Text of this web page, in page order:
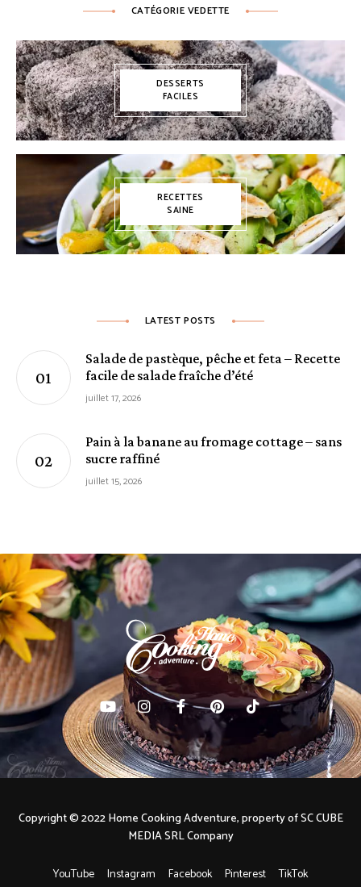
CATÉGORIE VEDETTE
DESSERTS
FACILES
RECETTES
SAINE
LATEST POSTS
Salade de pastèque, pêche et feta – Recette
facile de salade fraîche d’été
juillet 17, 2026
Pain à la banane au fromage cottage – sans
sucre raffiné
juillet 15, 2026
YouTube Instagram Facebook Pinterest TikTok
Copyright © 2022 Home Cooking Adventure, property of SC CUBE
MEDIA SRL Company